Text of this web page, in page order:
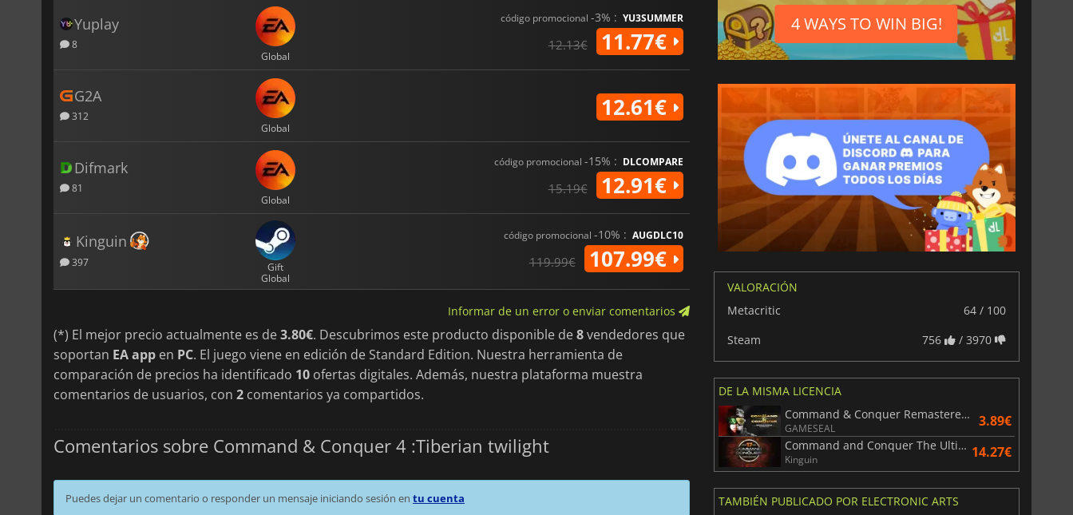
Yuplay
8
Global
código promocional -3% : YU3SUMMER
12.13€ 11.77€
G2A
312
Global
12.61€
Difmark
81
Global
código promocional -15% : DLCOMPARE
15.19€ 12.91€
Kinguin
397
Gift
Global
código promocional -10% : AUGDLC10
119.99€ 107.99€
Informar de un error o enviar comentarios
(*) El mejor precio actualmente es de3.80€. Descubrimos este producto disponible de8vendedores que
soportan EA app en PC. El juego viene en edición de Standard Edition. Nuestra herramienta de
comparación de precios ha identificado 10 ofertas digitales. Además, nuestra plataforma muestra
comentarios de usuarios, con 2 comentarios ya compartidos.
Comentarios sobre Command & Conquer 4 :Tiberian twilight
Puedes dejar un comentario o responder un mensaje iniciando sesión en tu cuenta
4 WAYS TO WIN BIG!
VALORACIÓN
Metacritic
64 / 100
Steam
756 / 3970
DE LA MISMA LICENCIA
Command & Conquer Remastered Collection
GAMESEAL 3.89€
Command and Conquer The Ultimate Collection
Kinguin 14.27€
TAMBIÉN PUBLICADO POR ELECTRONIC ARTS